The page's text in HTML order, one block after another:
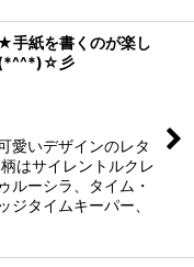
手紙を書くのが楽し
(*^^*)☆彡
愛いデザインのレタ
はサイレントルクレ
ルーシラ、タイム・
ジタイムキーパー、